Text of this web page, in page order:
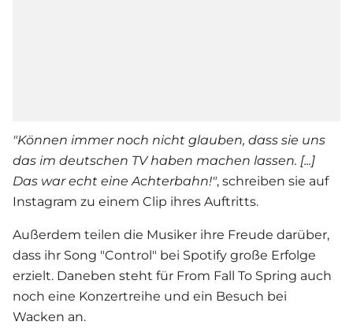
"Können immer noch nicht glauben, dass sie uns
das im deutschen TV haben machen lassen. [...]
Das war echt eine Achterbahn!", schreiben sie auf
Instagram zu einem Clip ihres Auftritts.
Außerdem teilen die Musiker ihre Freude darüber,
dass ihr Song "Control" bei Spotify große Erfolge
erzielt. Daneben steht für From Fall To Spring auch
noch eine Konzertreihe und ein Besuch bei
Wacken an.